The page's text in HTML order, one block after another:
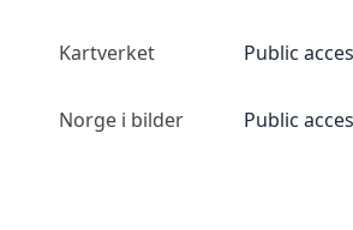
Kartverket Public
Norge i bilder Public